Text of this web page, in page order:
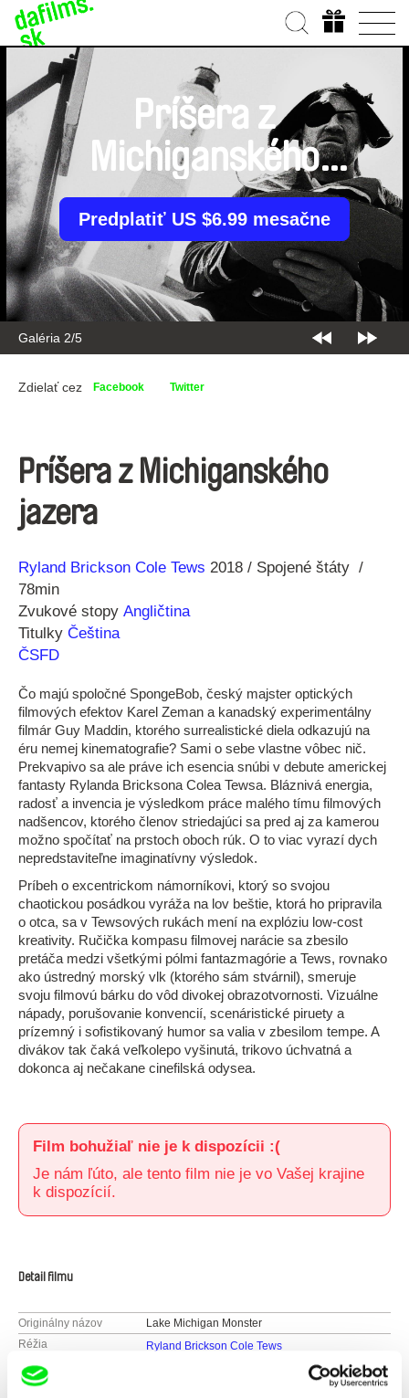
Galéria 2/5
Príšera z
Michiganského
jazera
Predplatiť US $6.99 mesačne
Zdielať cez Facebook Twitter
Príšera z Michiganského
jazera
Réžia
Ryland Brickson Cole Tews
Rok
výroby
2018
Spojené štáty
78min
Zvukové stopy Angličtina
Titulky Čeština
ČSFD
Čo majú spoločné SpongeBob, český majster optických
filmových efektov Karel Zeman a kanadský experimentálny
filmár Guy Maddin, ktorého surrealistické diela odkazujú na
éru nemej kinematografie? Sami o sebe vlastne vôbec nič.
Prekvapivo sa ale práve ich esencia snúbi v debute americkej
fantasty Rylanda Bricksona Colea Tewsa. Bláznivá energia,
radosť a invencia je výsledkom práce malého tímu filmových
nadšencov, ktorého členov striedajúci sa pred aj za kamerou
možno spočítať na prstoch oboch rúk. O to viac vyrazí dych
nepredstaviteľne imaginatívny výsledok.
Príbeh o excentrickom námorníkovi, ktorý so svojou
chaotickou posádkou vyráža na lov beštie, ktorá ho pripravila
o otca, sa v Tewsových rukách mení na explóziu low-cost
kreativity. Ručička kompasu filmovej narácie sa zbesilo
pretáča medzi všetkými pólmi fantazmagórie a Tews, rovnako
ako ústredný morský vlk (ktorého sám stvárnil), smeruje
svoju filmovú bárku do vôd divokej obrazotvornosti. Vizuálne
nápady, porušovanie konvencií, scenáristické piruety a
prízemný i sofistikovaný humor sa valia v zbesilom tempe. A
divákov tak čaká veľkolepo vyšinutá, trikovo úchvatná a
dokonca aj nečakane cinefilská odysea.
Film bohužiaľ nie je k dispozícii :(
Je nám ľúto, ale tento film nie je vo Vašej krajine
k dispozícií.
Detail filmu
Originálny názov
Lake Michigan Monster
Réžia
Ryland Brickson Cole Tews
Scenár
Hrajú
Ryland Brickson Cole Tews, Beulah Peters,